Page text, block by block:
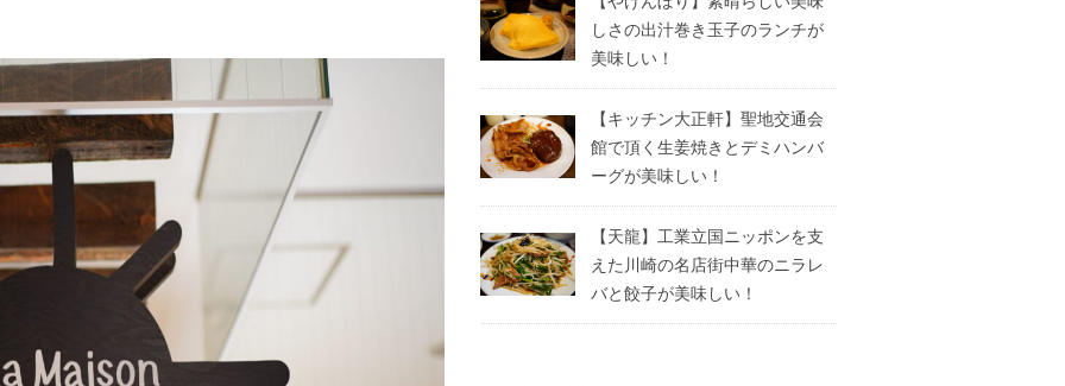
しさの出汁巻き玉子のランチが
美味しい！
【キッチン大正軒】聖地交通会
館で頂く生姜焼きとデミハンバ
ーグが美味しい！
【天龍】工業立国ニッポンを支
えた川崎の名店街中華のニラレ
バと餃子が美味しい！